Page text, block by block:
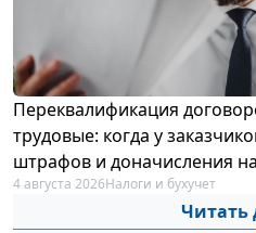
Переквалификация
трудовые: когда у
штрафов и доначисления
4 августа 2026Налоги и бухучет
Читать